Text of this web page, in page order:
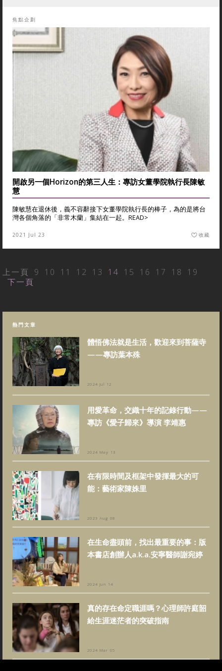
焦點企劃
開啟另一個Horizon的第三人生：專訪女董學院執行長陳敏
慧
陳敏慧在退休後，義不容辭接下女董學院執行長的棒子，為的是將台
灣各個角落的「非常木蘭」集結在一起。 READ>
2021 Jul 23 收藏
上一頁 9 10 11 12 13 14 15 16 17 18
19
下一頁
熱門文章
體悟佛法就是生活，歡迎來到菩薩寺
——專訪葉本殊
2024 Jul 12
用愛革命，交織十年的記錄行動——
專訪《愛子歸來》導演 李靖惠
2024 May 13
在有限時間及框架中發揮最大的可
能：藝術家陳姝里
2023 Aug 08
在生命盡頭前，找出最重要的事：版
本書店創辦人a.k.a.安寧醫師謝宛婷
2024 Jun 14
真的存在命定職涯嗎？心理師許庭韶
給生涯迷茫者的突破指南
2024 Mar 05